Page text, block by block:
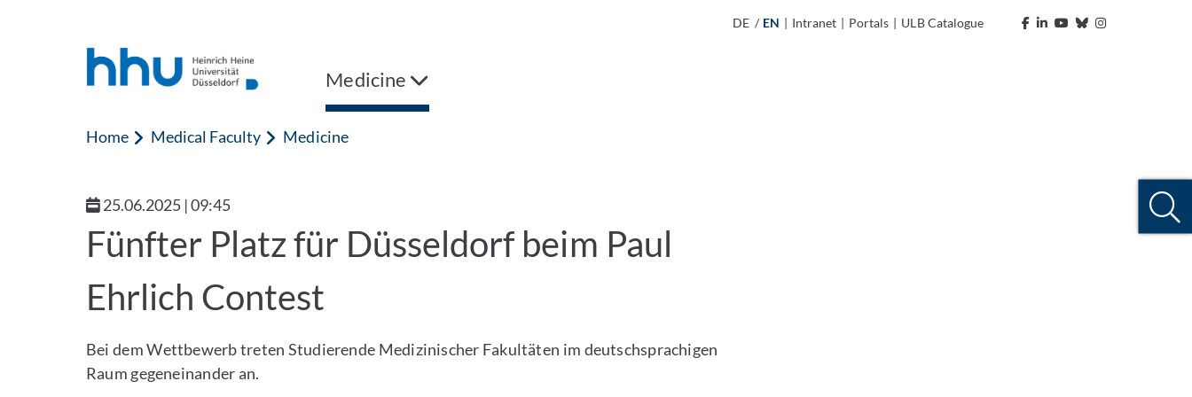
DE / EN | Intranet | Portals | ULB Catalogue
Medicine
Home Medical Faculty Medicine
25.06.2025 | 09:45
Fünfter Platz für Düsseldorf beim Paul
Ehrlich Contest
Bei dem Wettbewerb treten Studierende Medizinischer Fakultäten im deutschsprachigen
Raum gegeneinander an.